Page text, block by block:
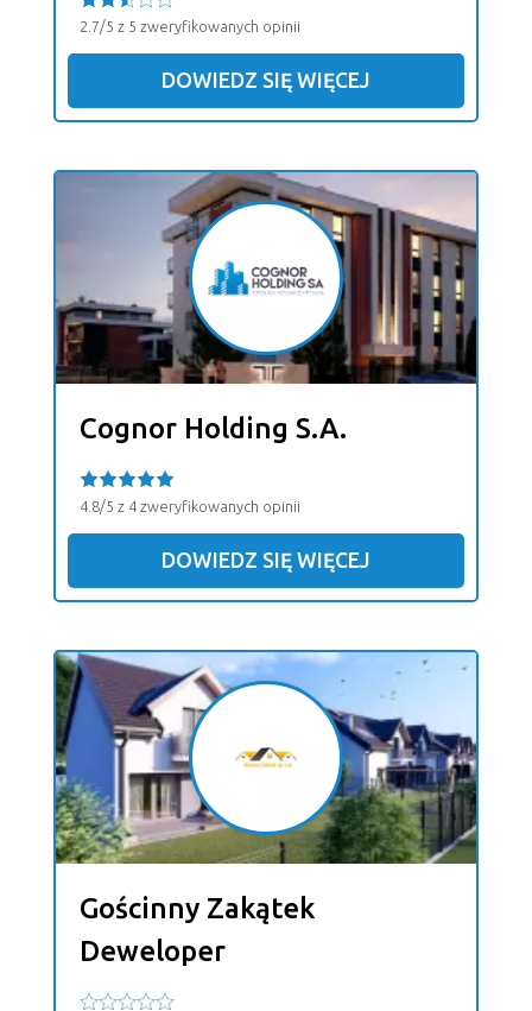
2.7/5 z 5 zweryfikowanych opinii
DOWIEDZ SIĘ WIĘCEJ
Cognor Holding S.A.
4.8/5 z 4 zweryfikowanych opinii
DOWIEDZ SIĘ WIĘCEJ
Gościnny Zakątek
Deweloper